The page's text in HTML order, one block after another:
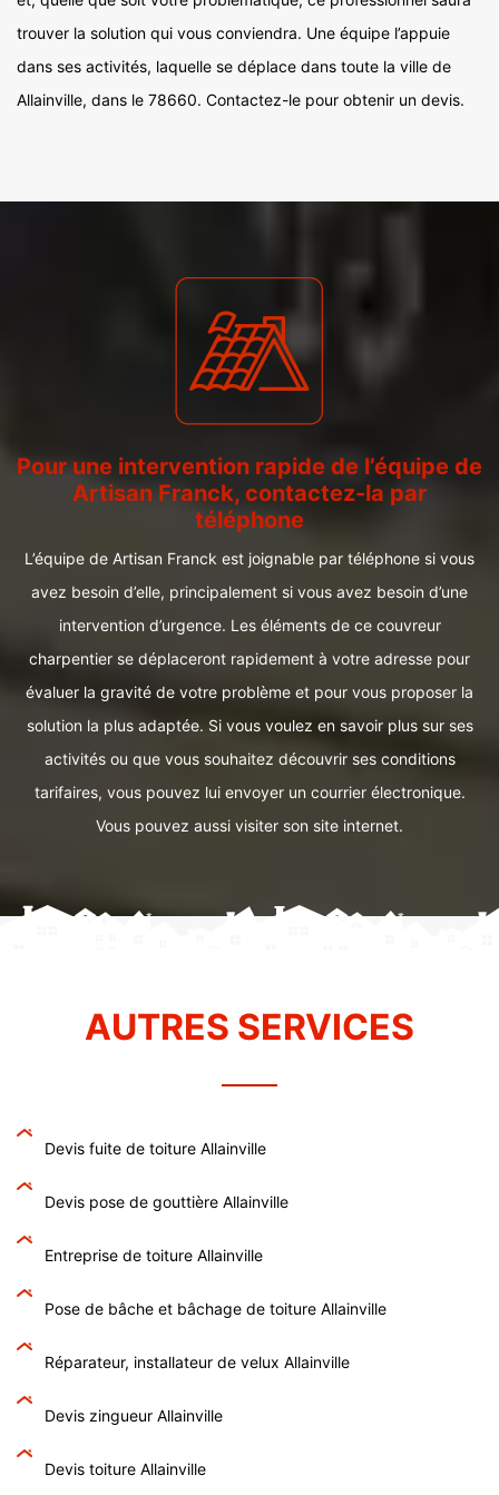
trouver la solution qui vous conviendra. Une équipe l’appuie
dans ses activités, laquelle se déplace dans toute la ville de
Allainville, dans le 78660. Contactez-le pour obtenir un devis.
Pour une intervention rapide de l’équipe de
Artisan Franck, contactez-la par
téléphone
L’équipe de Artisan Franck est joignable par téléphone si vous
avez besoin d’elle, principalement si vous avez besoin d’une
intervention d’urgence. Les éléments de ce couvreur
charpentier se déplaceront rapidement à votre adresse pour
évaluer la gravité de votre problème et pour vous proposer la
solution la plus adaptée. Si vous voulez en savoir plus sur ses
activités ou que vous souhaitez découvrir ses conditions
tarifaires, vous pouvez lui envoyer un courrier électronique.
Vous pouvez aussi visiter son site internet.
AUTRES SERVICES
Devis fuite de toiture Allainville
Devis pose de gouttière Allainville
Entreprise de toiture Allainville
Pose de bâche et bâchage de toiture Allainville
Réparateur, installateur de velux Allainville
Devis zingueur Allainville
Devis toiture Allainville